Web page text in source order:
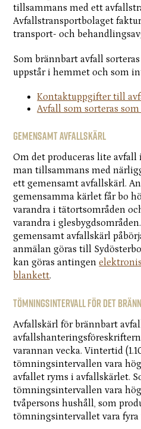
tillsammans med ett
Avfallstransportbolaget
transport- och
Som brännbart avfall
uppstår i hemmet och som
Kontaktuppgifter till
Avfall som sorteras
Gemensamt avfallskärl
Om det produceras lite avfall
man tillsammans med
ett gemensamt avfallskärl.
gemensamma kärlet får bo
varandra i tätortsområden
varandra i
gemensamt avfallskärl
anmälan göras till
kan göras antingen
blankett.
Tömningsintervall för det
Avfallskärl för brännbart
varannan vecka. Vintertid
tömningsintervallen vara
avfallet ryms i avfallskärlet.
tömningsintervallen vara
tvåpersons hushåll, som
tömningsintervallet vara fyra